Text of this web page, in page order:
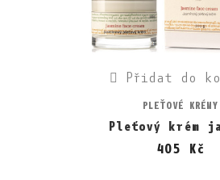
Přidat do
PLEŤOVÉ KRÉMY
Pleťový krém
405 Kč